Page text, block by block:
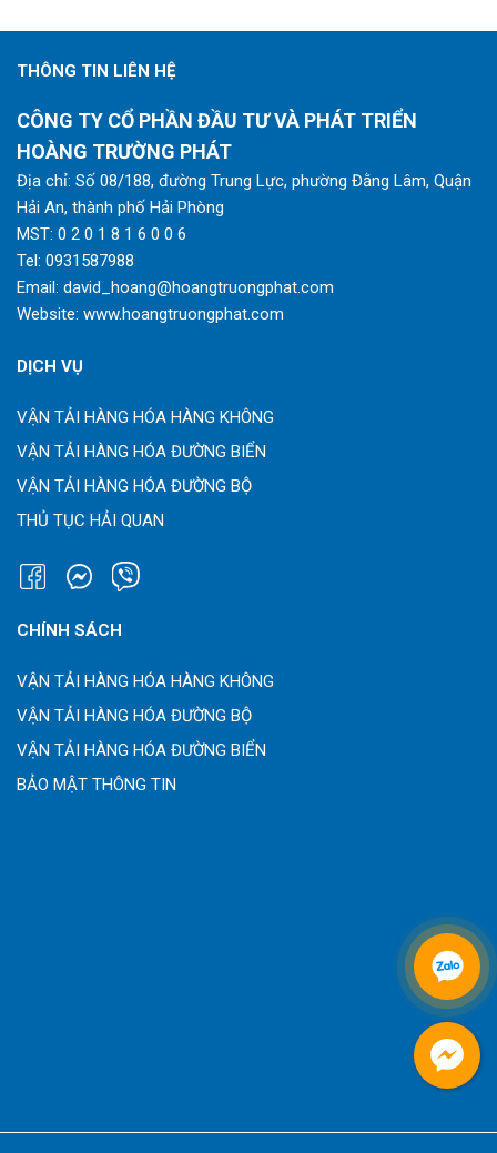
THÔNG TIN LIÊN HỆ
CÔNG TY CỔ PHẦN ĐẦU TƯ VÀ PHÁT TRIỂN
HOÀNG TRƯỜNG PHÁT
Địa chỉ: Số 08/188, đường Trung Lực, phường Đằng Lâm, Quận
Hải An, thành phố Hải Phòng
MST: 0 2 0 1 8 1 6 0 0 6
Tel: 0931587988
Email: david_hoang@hoangtruongphat.com
Website: www.hoangtruongphat.com
DỊCH VỤ
VẬN TẢI HÀNG HÓA HÀNG KHÔNG
VẬN TẢI HÀNG HÓA ĐƯỜNG BIỂN
VẬN TẢI HÀNG HÓA ĐƯỜNG BỘ
THỦ TỤC HẢI QUAN
CHÍNH SÁCH
VẬN TẢI HÀNG HÓA HÀNG KHÔNG
VẬN TẢI HÀNG HÓA ĐƯỜNG BỘ
VẬN TẢI HÀNG HÓA ĐƯỜNG BIỂN
BẢO MẬT THÔNG TIN